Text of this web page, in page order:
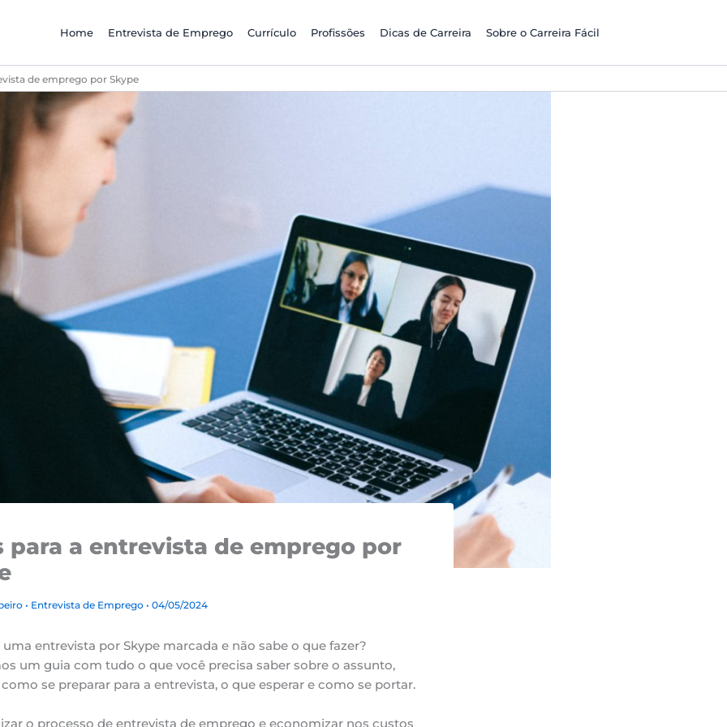
Home Entrevista de Emprego Currículo Profissões Dicas de Carreira Sobre o Carreira Fácil
de emprego por Skype
para a entrevista de emprego por
• Entrevista de Emprego • 04/05/2024
entrevista por Skype marcada e não sabe o que fazer?
um guia com tudo o que você precisa saber sobre o assunto,
se preparar para a entrevista, o que esperar e como se portar.
o processo de entrevista de emprego e economizar nos custos